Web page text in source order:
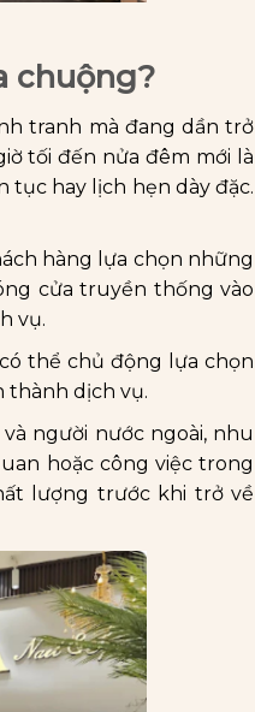
chuộng?
tranh mà đang dần trở
tối đến nửa đêm mới là
tục hay lịch hẹn dày đặc.
hàng lựa chọn những
cửa truyền thống vào
vụ.
thể chủ động lựa chọn
thành dịch vụ.
người nước ngoài, nhu
hoặc công việc trong
lượng trước khi trở về